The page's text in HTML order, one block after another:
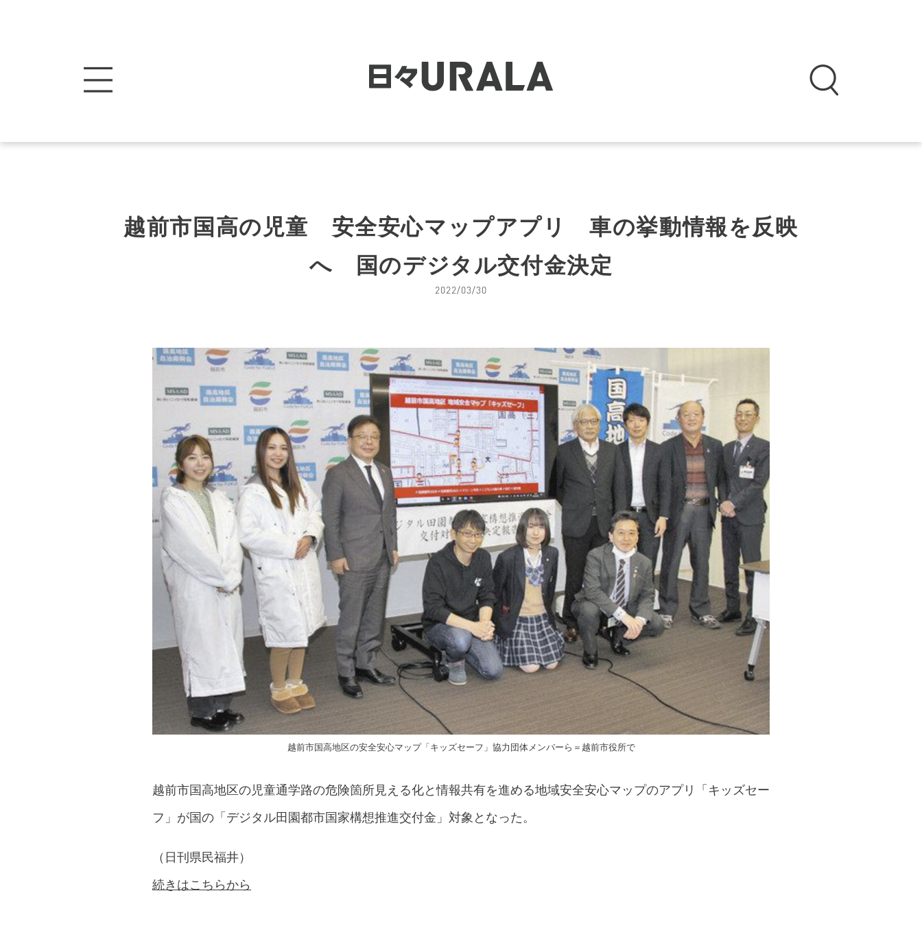
越前市国高の児童 安全安心マップアプリ 車の挙動情報を反映
へ 国のデジタル交付金決定
2022/03/30
越前市国高地区の安全安心マップ「キッズセーフ」協力団体メンバーら＝越前市役所で
越前市国高地区の児童通学路の危険箇所見える化と情報共有を進める地域安全安心マップのアプリ「キッズセー
フ」が国の「デジタル田園都市国家構想推進交付金」対象となった。
（日刊県民福井）
続きはこちらから